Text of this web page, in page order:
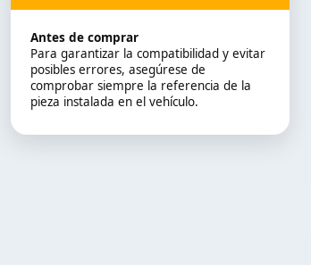
Antes de comprar
Para garantizar la compatibilidad y evitar
posibles errores, asegúrese de
comprobar siempre la referencia de la
pieza instalada en el vehículo.